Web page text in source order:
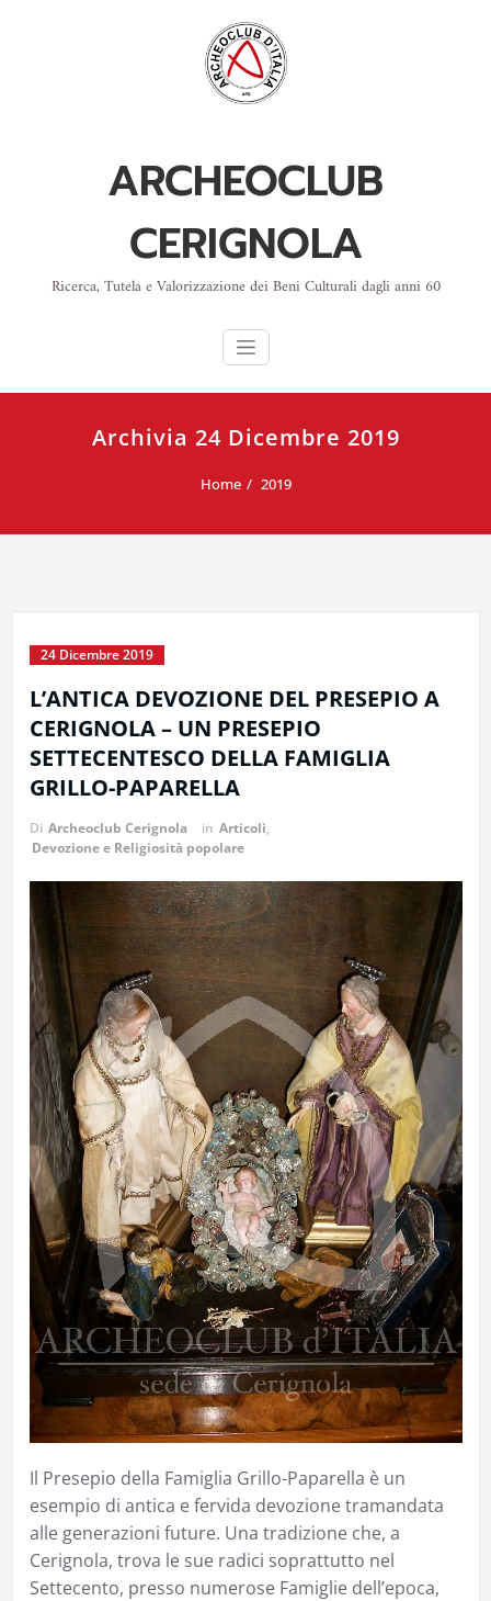
ARCHEOCLUB
CERIGNOLA
Ricerca, Tutela e Valorizzazione dei Beni Culturali dagli anni 60
Archivia 24 Dicembre 2019
Home 2019
24 Dicembre 2019
L’ANTICA DEVOZIONE DEL PRESEPIO A
CERIGNOLA – UN PRESEPIO
SETTECENTESCO DELLA FAMIGLIA
GRILLO-PAPARELLA
Di Archeoclub Cerignola in Articoli,
Devozione e Religiosità popolare
Il Presepio della Famiglia Grillo-Paparella è un
esempio di antica e fervida devozione tramandata
alle generazioni future. Una tradizione che, a
Cerignola, trova le sue radici soprattutto nel
Settecento, presso numerose Famiglie dell’epoca,